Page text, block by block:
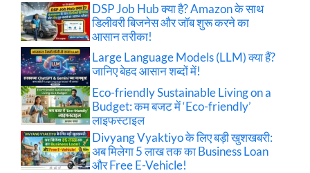
DSP Job Hub क्या है? Amazon के साथ
डिलीवरी बिजनेस और जॉब शुरू करने का
आसान तरीका!
Large Language Models (LLM) क्या हैं?
जानिए बेहद आसान शब्दों में!
Eco-friendly Sustainable Living on a
Budget: कम बजट में ‘Eco-friendly’
लाइफस्टाइल
Divyang Vyaktiyo के लिए बड़ी खुशखबरी:
अब मिलेगा 5 लाख तक का Business Loan
और Free E-Vehicle!